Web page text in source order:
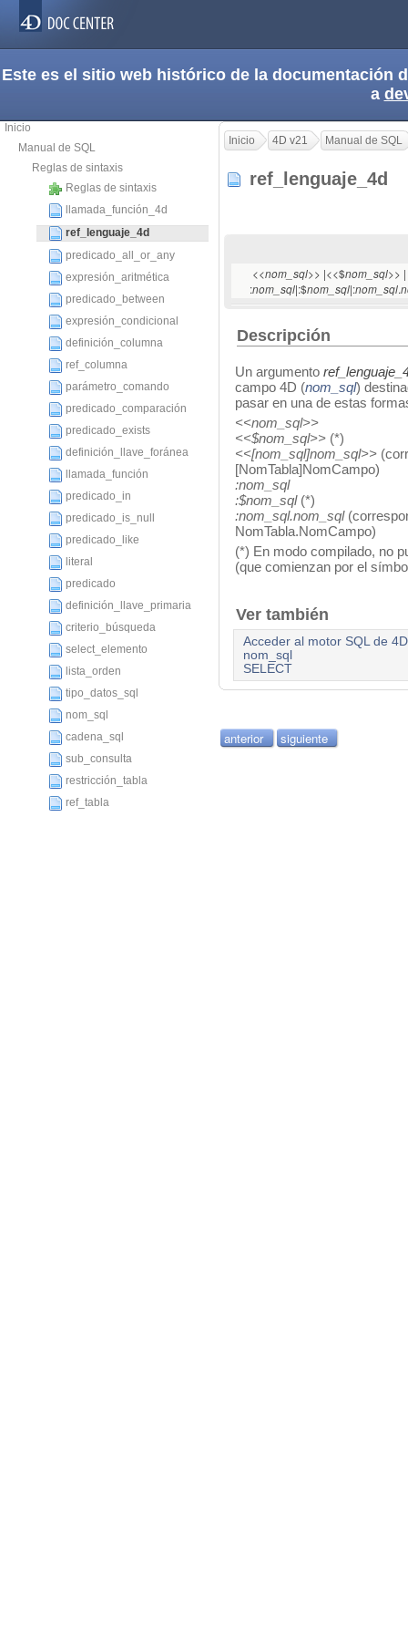
Este es el sitio web histórico de la documentación
a
Inicio
Manual de SQL
Reglas de sintaxis
Reglas de sintaxis
llamada_función_4d
ref_lenguaje_4d
predicado_all_or_any
expresión_aritmética
predicado_between
expresión_condicional
definición_columna
ref_columna
parámetro_comando
predicado_comparación
predicado_exists
definición_llave_foránea
llamada_función
predicado_in
predicado_is_null
predicado_like
literal
predicado
definición_llave_primaria
criterio_búsqueda
select_elemento
lista_orden
tipo_datos_sql
nom_sql
cadena_sql
sub_consulta
restricción_tabla
ref_tabla
Inicio 4D v21 Manual de SQL
ref_lenguaje_4d
<<nom_sql>> |<<$nom_sql>>
:nom_sql|:$nom_sql|:nom_sql.
Descripción
Un argumento
campo 4D (nom_sql)
pasar en una de estas
<<nom_sql>>
<<$nom_sql>> (*)
<<[nom_sql]nom_sql>> (
[NomTabla]NomCampo)
:nom_sql
:$nom_sql (*)
:nom_sql.nom_sql
NomTabla.NomCampo)
(*) En modo compilado, no
(que comienzan por el
Ver también
Acceder al motor SQL de 4D
nom_sql
SELECT
anterior siguiente